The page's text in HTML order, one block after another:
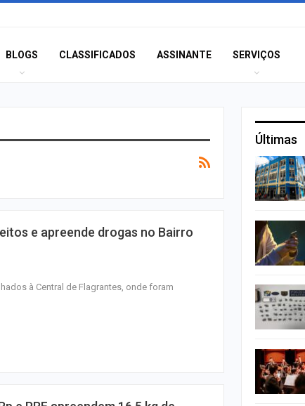
BLOGS CLASSIFICADOS ASSINANTE SERVIÇOS
e apreende drogas no Bairro
à Central de Flagrantes, onde foram
Últimas
TRT multa empresa após
Aracaju amplia vacinação
contra gripe para pessoas
Princípio de incêndio é